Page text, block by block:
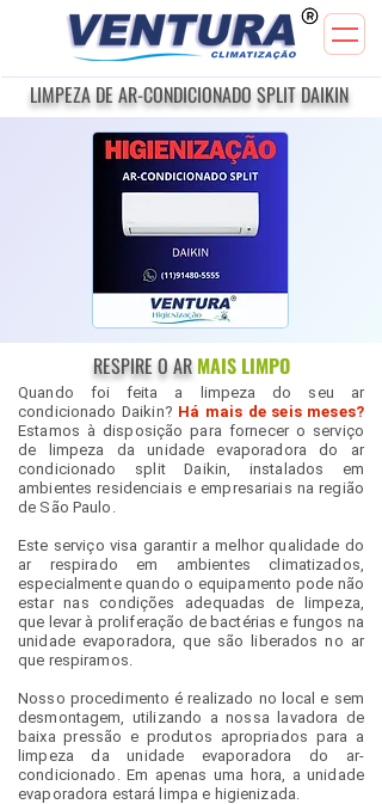
LIMPEZA DE AR-CONDICIONADO SPLIT DAIKIN
RESPIRE O AR MAIS LIMPO
Quando foi feita a limpeza do seu ar
condicionado Daikin? Há mais de seis meses?
Estamos à disposição para fornecer o serviço
de limpeza da unidade evaporadora do ar
condicionado split Daikin, instalados em
ambientes residenciais e empresariais na região
de São Paulo.
Este serviço visa garantir a melhor qualidade do
ar respirado em ambientes climatizados,
especialmente quando o equipamento pode não
estar nas condições adequadas de limpeza,
que levar à proliferação de bactérias e fungos na
unidade evaporadora, que são liberados no ar
que respiramos.
Nosso procedimento é realizado no local e sem
desmontagem, utilizando a nossa lavadora de
baixa pressão e produtos apropriados para a
limpeza da unidade evaporadora do ar-
condicionado. Em apenas uma hora, a unidade
evaporadora estará limpa e higienizada.